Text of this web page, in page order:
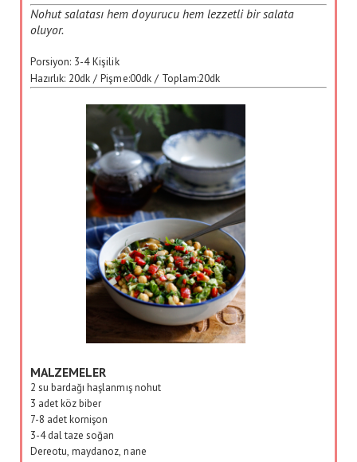
Nohut salatası hem doyurucu hem lezzetli bir salata
oluyor.
Porsiyon: 3-4 Kişilik
Hazırlık: 20dk / Pişme:00dk / Toplam:20dk
MALZEMELER
2 su bardağı haşlanmış nohut
3 adet köz biber
7-8 adet kornişon
3-4 dal taze soğan
Dereotu, maydanoz, nane